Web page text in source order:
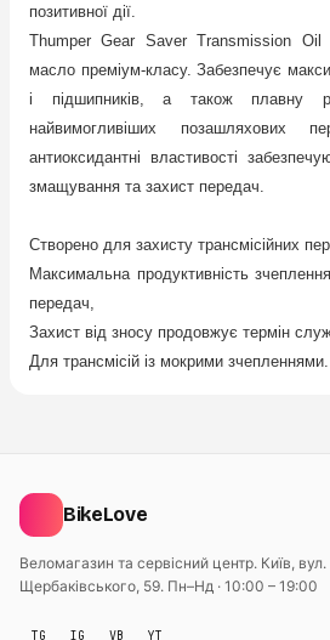
позитивної дії.
Thumper Gear Saver Transmission Oil
масло преміум-класу. Забезпечує
і підшипників, а також плавну
найвимогливіших позашляхових
антиоксидантні властивості
змащування та захист передач.
Створено для захисту трансмісійних
Максимальна продуктивність
передач,
Захист від зносу продовжує термін
Для трансмісій із мокрими зчепленнями.
BikeLove
Веломагазин та сервісний центр. Київ, вул.
Щербаківського, 59. Пн–Нд · 10:00 – 19:00
TG IG VB YT